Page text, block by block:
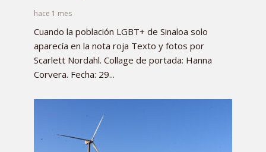
hace 1 mes
Cuando la población LGBT+ de Sinaloa solo
aparecía en la nota roja Texto y fotos por
Scarlett Nordahl. Collage de portada: Hanna
Corvera. Fecha: 29...